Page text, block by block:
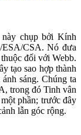
chụp bởi Kính
ESA/CSA. Nó đưa
đối với Webb.
tạo sao hợp thành
sáng. Chúng ta
trong đó Tinh vân
phần; trước đây
lẫn góc rộng.